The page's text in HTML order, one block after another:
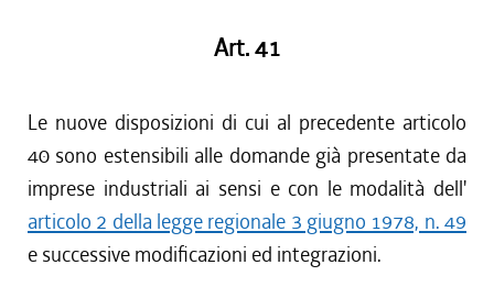
Art. 41
Le nuove disposizioni di cui al precedente articolo
40 sono estensibili alle domande già presentate da
imprese industriali ai sensi e con le modalità dell'
articolo 2 della legge regionale 3 giugno 1978, n. 49
e successive modificazioni ed integrazioni.